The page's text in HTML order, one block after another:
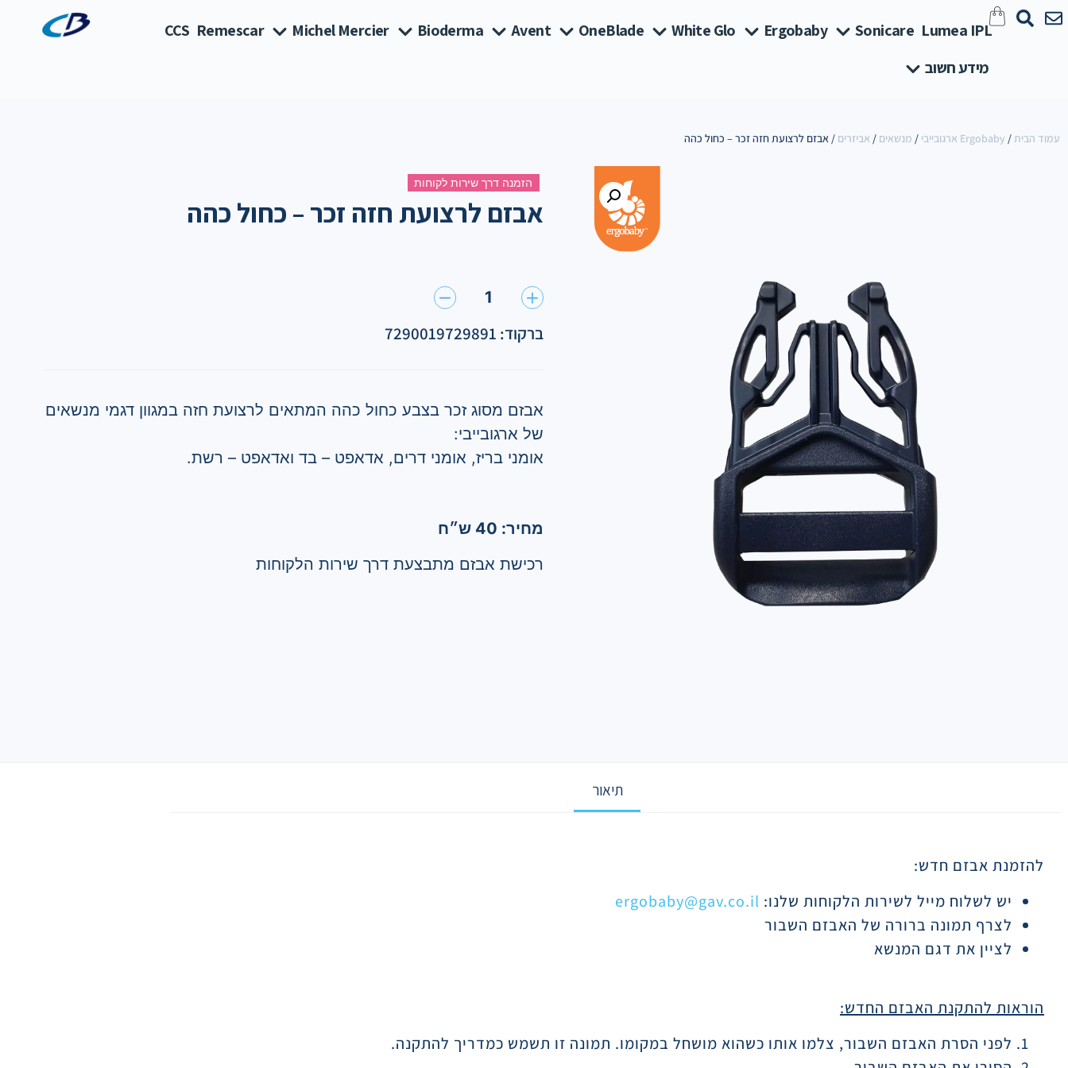
Lumea IPL
Sonicare
Ergobaby
White Glo
OneBlade
Avent
Bioderma
Michel Mercier
Remescar
CCS
מידע חשוב
עמוד הבית/ Ergobaby ארגובייבי / מנשאים / אביזרים / אבזם לרצועת חזה זכר – כחול כהה
הזמנה דרך שירות לקוחות
אבזם לרצועת חזה זכר – כחול כהה
1
ברקוד: 7290019729891
אבזם מסוג זכר בצבע כחול כהה המתאים לרצועת חזה במגוון דגמי מנשאים
של ארגובייבי:
אומני בריז, אומני דרים, אדאפט – בד ואדאפט – רשת.
מחיר: 40 ש״ח
רכישת אבזם מתבצעת דרך שירות הלקוחות
תיאור
להזמנת אבזם חדש:
יש לשלוח מייל לשירות הלקוחות שלנו: ergobaby@gav.co.il
לצרף תמונה ברורה של האבזם השבור
לציין את דגם המנשא
הוראות להתקנת האבזם החדש:
לפני הסרת האבזם השבור, צלמו אותו כשהוא מושחל במקומו. תמונה זו תשמש כמדריך להתקנה.